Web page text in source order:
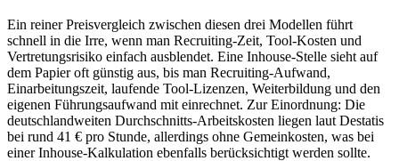
Ein reiner Preisvergleich zwischen diesen drei Modellen führt
schnell in die Irre, wenn man Recruiting-Zeit, Tool-Kosten und
Vertretungsrisiko einfach ausblendet. Eine Inhouse-Stelle sieht auf
dem Papier oft günstig aus, bis man Recruiting-Aufwand,
Einarbeitungszeit, laufende Tool-Lizenzen, Weiterbildung und den
eigenen Führungsaufwand mit einrechnet. Zur Einordnung: Die
deutschlandweiten Durchschnitts-Arbeitskosten liegen laut Destatis
bei rund 41 € pro Stunde, allerdings ohne Gemeinkosten, was bei
einer Inhouse-Kalkulation ebenfalls berücksichtigt werden sollte.